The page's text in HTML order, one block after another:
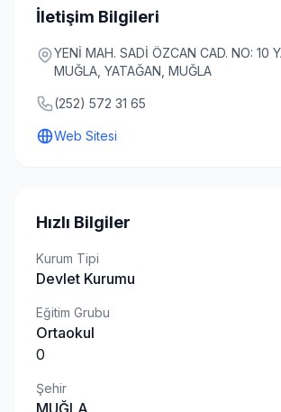
İletişim Bilgileri
YENİ MAH. SADİ ÖZCAN CAD. NO: 10
MUĞLA, YATAĞAN, MUĞLA
(252) 572 31 65
Web Sitesi
Hızlı Bilgiler
Kurum Tipi
Devlet Kurumu
Eğitim Grubu
Ortaokul
0
Şehir
MUĞLA